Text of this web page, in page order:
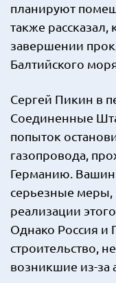
планируют
также рассказал,
завершении
Балтийского
Сергей Пикин в
Соединенные
попыток
газопровода,
Германию.
серьезные меры,
реализации
Однако Россия и
строительство,
возникшие из-за